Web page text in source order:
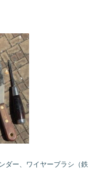
ダー、ワイヤーブラシ（鉄